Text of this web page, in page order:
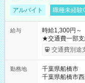
アルバイト 職種未経験
給与
時給1,300円～
★交通費一部支給 時給1,300円～ ※試験・役割により
※勤務回数に
り！】 希望さ
例】 ・河合塾
×8時間＝日収
交通費別途
勤務地
千葉県船橋市
千葉県船橋市